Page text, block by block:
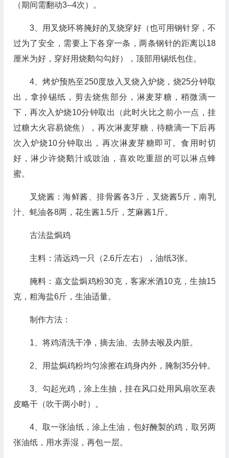
（期间需翻动3--4次）。
3、用叉烧环将腌好的叉烧穿好（也可用钢针穿，不
过为了安全，需要上下各穿一条，两条钢针的距离以18
厘米为好，穿好用烧鹅勾勾好），顶部用锡纸包住。
4、烤炉预热至250度放入叉烧入炉烧，烧25分钟取
出，拿掉锡纸，剪去烧焦部分，淋麦芽糖，稍微滴一
下，再次入炉烧10分钟取出（此时火比之前小一点，挂
过糖大火容易烧焦），再次淋麦芽糖，待糖滴一下后再
次入炉烧10分钟取出，再次淋麦芽糖即可。食用时切
好，淋少许烧鹅汁或豉油，喜欢吃重甜的可以淋点蜂
蜜。
叉烧酱：海鲜酱、排骨酱各3斤，叉烧酱5斤，南乳
汁、蚝油各8两，花生酱1.5斤，芝麻酱1斤。
古法盐焗鸡
主料：清远鸡一只（2.6斤左右），油纸3张。
腌料：嘉文盐焗鸡粉30克，客家米酒10克，生抽15
克，粗海盐6斤，生油适量。
制作方法：
1、将鸡清洗干净，摘去油、去肺去喉及内脏。
2、用盐焗鸡粉均匀涂擦在鸡身内外，腌制35分钟。
3、勾起光鸡，涂上生抽，挂在风口处用风扇吹至表
皮略干（吹干两小时）。
4、取一张油纸，涂上生油，包好醃製的鸡，取另两
张油纸，用水弄湿，再包一层。